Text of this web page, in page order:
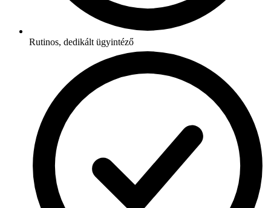
Rutinos, dedikált ügyintéző